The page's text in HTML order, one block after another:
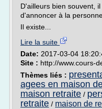
D'ailleurs bien souvent,
d'annoncer à la
Il existe...
Lire la suite
Date: 2017-03-04
Site : http://www.cours-
Thèmes liés :
agees en maison
maison retraite /
retraite / maison de